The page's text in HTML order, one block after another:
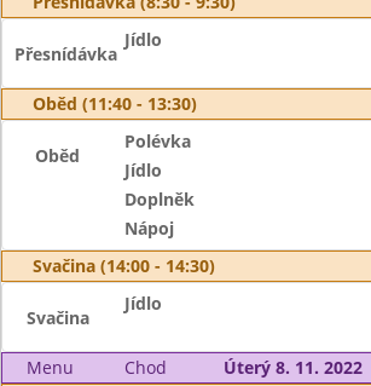
Přesnídávka
Jídlo
Oběd (11:40 - 13:30)
Oběd
Polévka
Jídlo
Doplněk
Nápoj
Svačina (14:00 - 14:30)
Svačina
Jídlo
Menu Chod
Úterý 8. 11. 2022